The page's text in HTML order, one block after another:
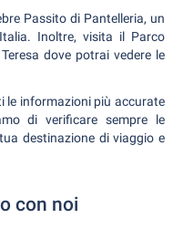
Passito di Pantelleria, un
Inoltre, visita il Parco
dove potrai vedere le
le informazioni più accurate
di verificare sempre le
destinazione di viaggio e
con noi